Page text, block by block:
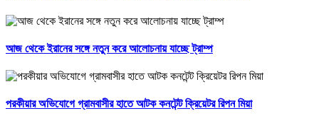
আজ থেকে ইরানের সঙ্গে নতুন করে আলোচনায় যাচ্ছে ট্রাম্প
পরকীয়ার অভিযোগে গ্রামবাসীর হাতে আটক কনটেন্ট ক্রিয়েটর রিপন মিয়া